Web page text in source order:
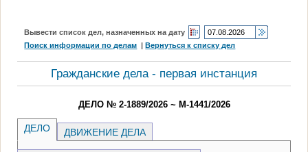
Вывести список дел, назначенных на дату
Поиск информации по делам |Вернуться к списку дел
Гражданские дела - первая инстанция
ДЕЛО № 2-1889/2026 ~ М-1441/2026
ДЕЛО ДВИЖЕНИЕ ДЕЛА